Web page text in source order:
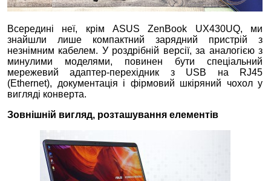
Всередині неї, крім ASUS ZenBook UX430UQ, ми
знайшли лише компактний зарядний пристрій з
незнімним кабелем. У роздрібній версії, за аналогією з
минулими моделями, повинен бути спеціальний
мережевий адаптер-перехідник з USB на RJ45
(Ethernet), документація і фірмовий шкіряний чохол у
вигляді конверта.
Зовнішній вигляд, розташування елементів